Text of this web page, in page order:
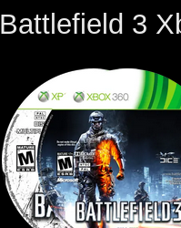
Battlefield 3